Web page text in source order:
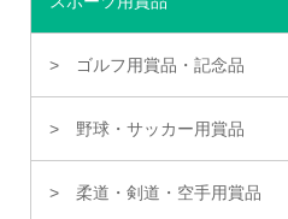
ゴルフ用賞品・記念品
野球・サッカー用賞品
柔道・剣道・空手用賞品